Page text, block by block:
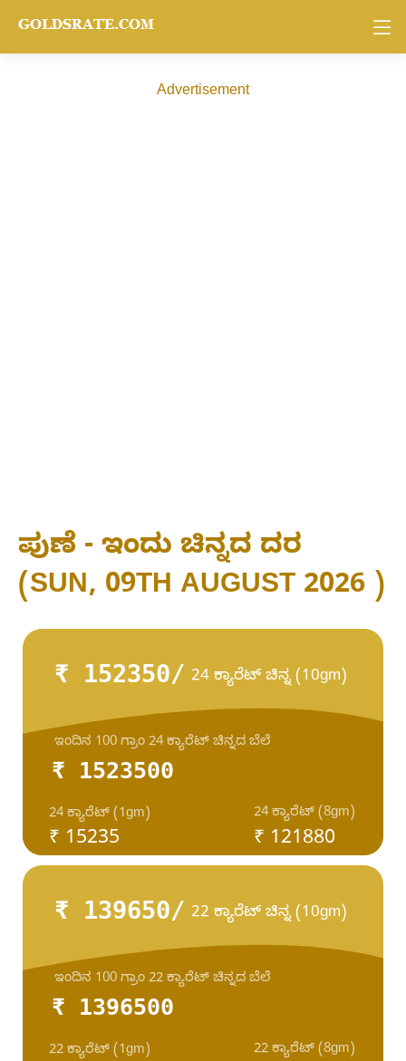
Advertisement
ಪುಣೆ - ಇಂದು ಚಿನ್ನದ ದರ
(SUN, 09TH AUGUST 2026 )
₹ 152350/ 24 ಕ್ಯಾರೆಟ್ ಚಿನ್ನ (10gm)
₹ 1523500
₹ 15235
24 ಕ್ಯಾರೆಟ್ (1gm) 24 ಕ್ಯಾರೆಟ್ (8gm)
ಇಂದಿನ 100 ಗ್ರಾಂ 24 ಕ್ಯಾರೆಟ್ ಚಿನ್ನದ ಬೆಲೆ
₹ 121880
₹ 139650/ 22 ಕ್ಯಾರೆಟ್ ಚಿನ್ನ (10gm)
₹ 1396500
22 ಕ್ಯಾರೆಟ್ (1gm) 22 ಕ್ಯಾರೆಟ್ (8gm)
ಇಂದಿನ 100 ಗ್ರಾಂ 22 ಕ್ಯಾರೆಟ್ ಚಿನ್ನದ ಬೆಲೆ